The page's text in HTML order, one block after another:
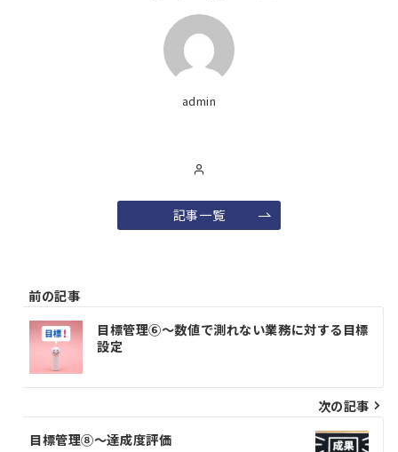
admin
記事一覧
投
ナ
ビ
ゲ
前の記事
目標管理⑥～数値で測れない業務に対する目標
設定
次の記事
目標管理⑧～達成度評価